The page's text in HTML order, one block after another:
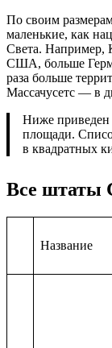
По своим
маленькие, как
Света. Например,
США, больше
раза больше
Массачусетс — в
Ниже
площади.
в квадратных
Все
Название